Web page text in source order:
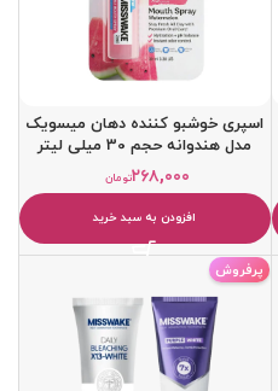
اسپری خوشبو کننده دهان میسویک
مدل هندوانه حجم 30 میلی لیتر
تومان۲۶۸,۰۰۰
افزودن به سبد خرید
پرفروش